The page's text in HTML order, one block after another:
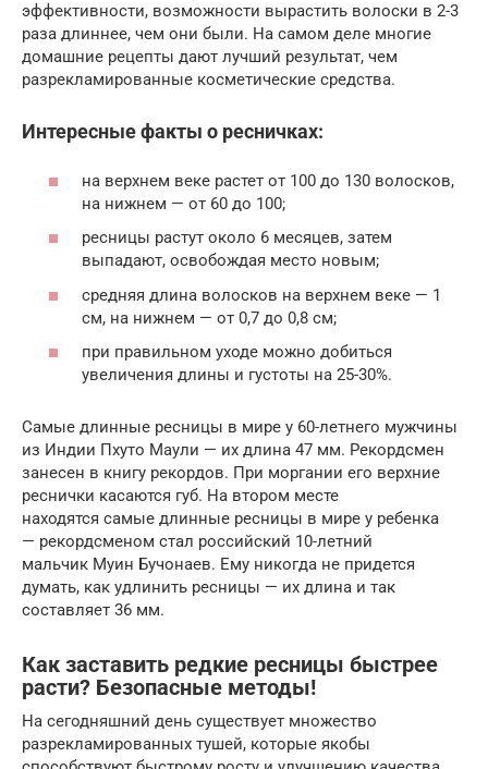
эффективности, возможности вырастить волоски в 2-3
раза длиннее, чем они были. На самом деле многие
домашние рецепты дают лучший результат, чем
разрекламированные косметические средства.
Интересные факты о ресничках:
на верхнем веке растет от 100 до 130 волосков,
на нижнем — от 60 до 100;
ресницы растут около 6 месяцев, затем
выпадают, освобождая место новым;
средняя длина волосков на верхнем веке — 1
см, на нижнем — от 0,7 до 0,8 см;
при правильном уходе можно добиться
увеличения длины и густоты на 25-30%.
Самые длинные ресницы в мире у 60-летнего мужчины
из Индии Пхуто Маули — их длина 47 мм. Рекордсмен
занесен в книгу рекордов. При моргании его верхние
реснички касаются губ. На втором месте
находятся самые длинные ресницы в мире у ребенка
— рекордсменом стал российский 10-летний
мальчик Муин Бучонаев. Ему никогда не придется
думать, как удлинить ресницы — их длина и так
составляет 36 мм.
Как заставить редкие ресницы быстрее
расти? Безопасные методы!
На сегодняшний день существует множество
разрекламированных тушей, которые якобы